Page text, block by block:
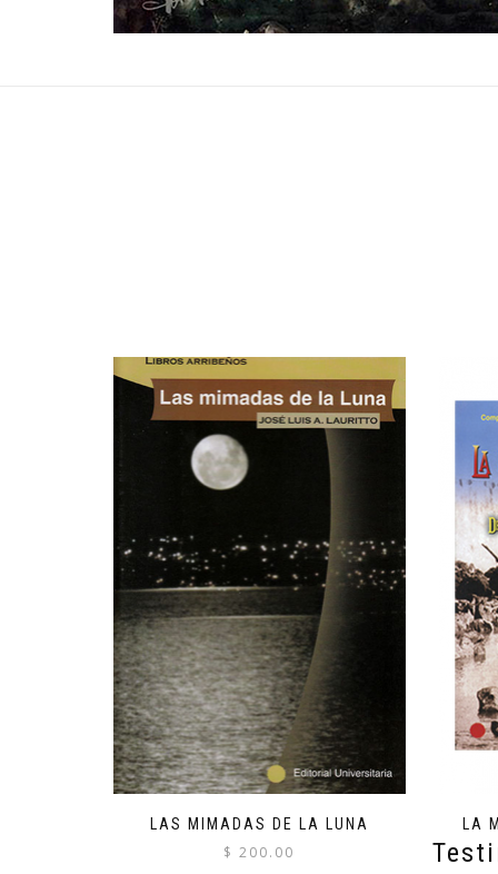
LAS MIMADAS DE LA LUNA
$ 200.00
LA